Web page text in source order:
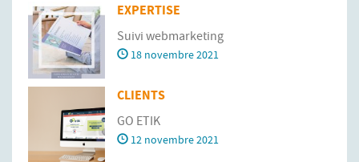
EXPERTISE
Suivi webmarketing
18 novembre 2021
CLIENTS
GO ETIK
12 novembre 2021